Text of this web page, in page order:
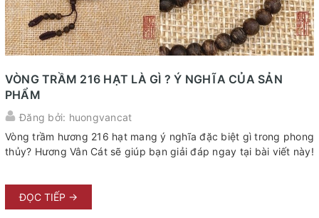
VÒNG TRẦM 216 HẠT LÀ GÌ ? Ý NGHĨA CỦA SẢN
PHẨM
Đăng bởi: huongvancat
Vòng trầm hương 216 hạt mang ý nghĩa đặc biệt gì trong phong
thủy? Hương Vân Cát sẽ giúp bạn giải đáp ngay tại bài viết này!
ĐỌC TIẾP →